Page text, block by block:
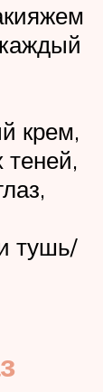
крем,
теней,
тушь/